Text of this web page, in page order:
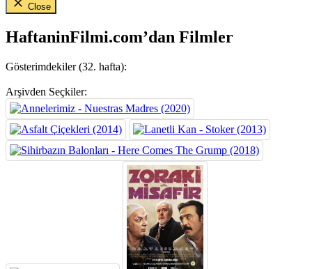
Close
HaftaninFilmi.com’dan Filmler
Gösterimdekiler (32. hafta):
Arşivden Seçkiler: